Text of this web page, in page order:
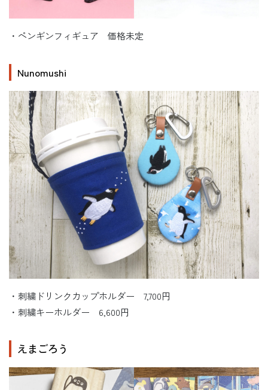
・ペンギンフィギュア 価格未定
Nunomushi
・刺繍ドリンクカップホルダー 7,700円
・刺繍キーホルダー 6,600円
えまごろう